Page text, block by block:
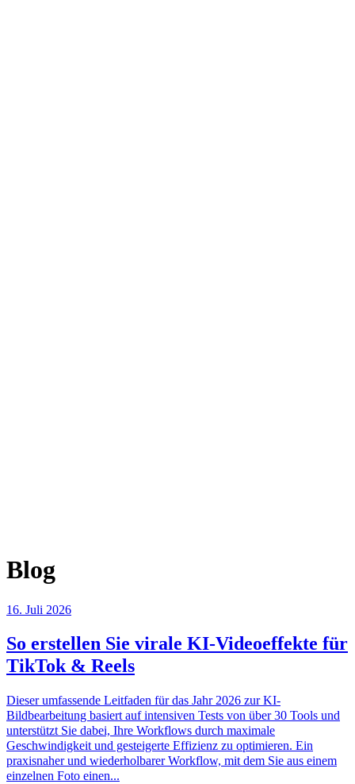
Blog
16. Juli 2026
So erstellen Sie virale KI-Videoeffekte für
TikTok & Reels
Dieser umfassende Leitfaden für das Jahr 2026 zur KI-
Bildbearbeitung basiert auf intensiven Tests von über 30 Tools und
unterstützt Sie dabei, Ihre Workflows durch maximale
Geschwindigkeit und gesteigerte Effizienz zu optimieren. Ein
praxisnaher und wiederholbarer Workflow, mit dem Sie aus einem
einzelnen Foto einen...